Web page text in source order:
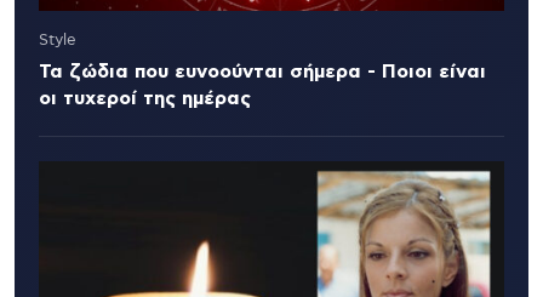
Style
Τα ζώδια που ευνοούνται σήμερα - Ποιοι είναι
οι τυχεροί της ημέρας